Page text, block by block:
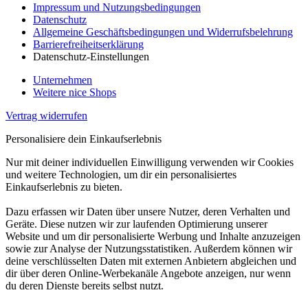
Impressum und Nutzungsbedingungen
Datenschutz
Allgemeine Geschäftsbedingungen und Widerrufsbelehrung
Barrierefreiheitserklärung
Datenschutz-Einstellungen
Unternehmen
Weitere nice Shops
Vertrag widerrufen
Personalisiere dein Einkaufserlebnis
Nur mit deiner individuellen Einwilligung verwenden wir Cookies
und weitere Technologien, um dir ein personalisiertes
Einkaufserlebnis zu bieten.
Dazu erfassen wir Daten über unsere Nutzer, deren Verhalten und
Geräte. Diese nutzen wir zur laufenden Optimierung unserer
Website und um dir personalisierte Werbung und Inhalte anzuzeigen
sowie zur Analyse der Nutzungsstatistiken. Außerdem können wir
deine verschlüsselten Daten mit externen Anbietern abgleichen und
dir über deren Online-Werbekanäle Angebote anzeigen, nur wenn
du deren Dienste bereits selbst nutzt.